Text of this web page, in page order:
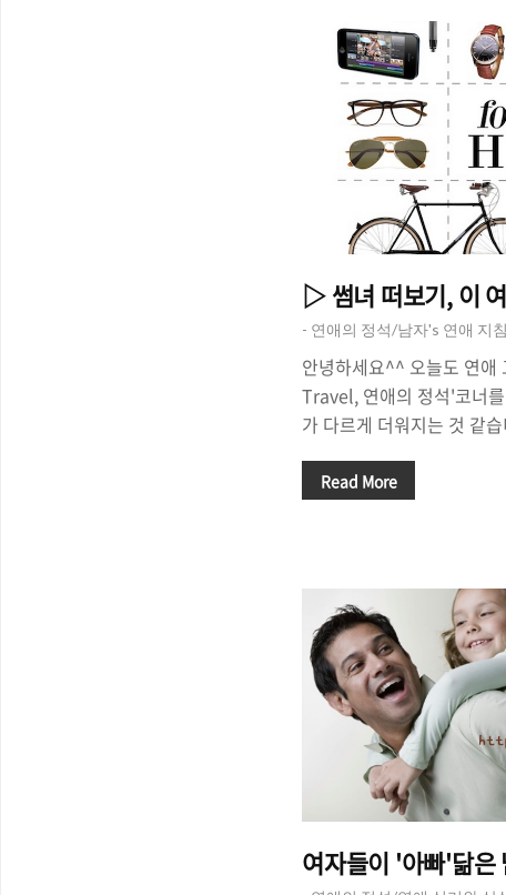
쑥맥남이라고 생각하는 사
해 보이는 친구도 '연애'라
하고 있을까요. 그래서 오
는 이유"에 대해서 이야기
애를 할 수..
▷ 썸녀 떠보기, 이
- 연애의 정석/남자's 연애 지
안녕하세요^^ 오늘도 연
Travel, 연애의 정석'코너
가 다르게 더워지는 것 같
수가 없습니다. 썸녀에게 '
하고 '선물을 준비해 볼까'
밀당이 중요하다고 하는데
당겨야 할 지 감도 안옵니
가 받아 줄까하는 고민. 어
은 남자들을 위..
Read More
여자들이 '아빠'닮은